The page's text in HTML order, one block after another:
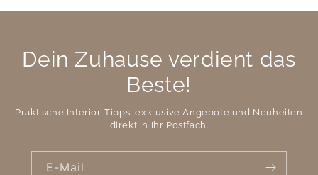
Dein Zuhause verdient das
Beste!
Praktische Interior-Tipps, exklusive Angebote und Neuheiten
direkt in Ihr Postfach.
E-Mail